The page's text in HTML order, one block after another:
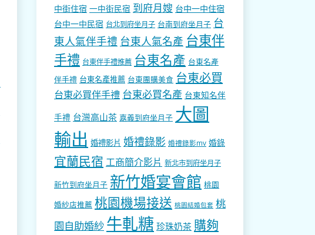
中街住宿 一中街民宿 到府月嫂 台中一中住宿
台中一中民宿 台北到府坐月子 台南到府坐月子 台
東人氣伴手禮 台東人氣名產 台東伴
手禮 台東伴手禮推薦 台東名產 台東名產
伴手禮 台東名產推薦 台東團購美食 台東必買
台東必買伴手禮 台東必買名產 台東知名伴
手禮 台灣高山茶 嘉義到府坐月子 大圖
輸出 婚禮影片 婚禮錄影 婚禮錄影mv 婚錄
宜蘭民宿 工商簡介影片 新北市到府坐月子
新竹到府坐月子 新竹婚宴會館 桃園
婚紗店推薦 桃園機場接送 桃園結婚包套 桃
園自助婚紗 牛軋糖 珍珠奶茶 購夠